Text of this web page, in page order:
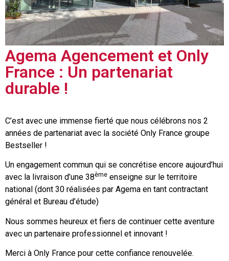
Agema Agencement et Only
France : Un partenariat
durable !
C’est avec une immense fierté que nous célébrons nos 2
années de partenariat avec la société Only France groupe
Bestseller !
Un engagement commun qui se concrétise encore aujourd’hui
avec la livraison d’une 38ème enseigne sur le territoire
national (dont 30 réalisées par Agema en tant contractant
général et Bureau d’étude)
Nous sommes heureux et fiers de continuer cette aventure
avec un partenaire professionnel et innovant !
Merci à Only France pour cette confiance renouvelée.